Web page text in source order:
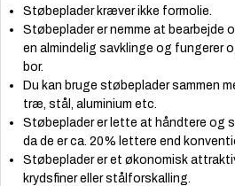
Støbeplader kræver ikke formolie.
Støbeplader er nemme at bearbejde
en almindelig savklinge og fungerer
bor.
Du kan bruge støbeplader sammen
træ, stål, aluminium etc.
Støbeplader er lette at håndtere og
da de er ca. 20% lettere end
Støbeplader er et økonomisk
krydsfiner eller stålforskalling.